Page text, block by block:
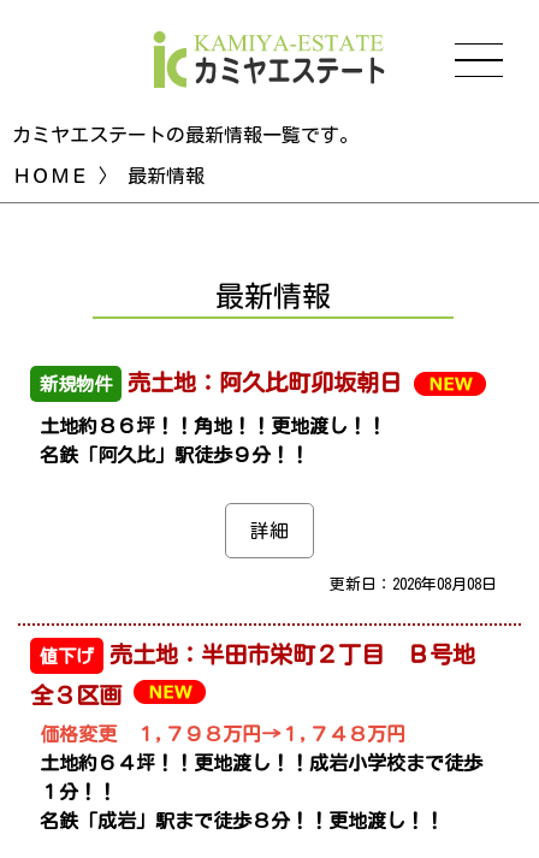
カミヤエステートの最新情報一覧です。
ＨＯＭＥ 〉 最新情報
最新情報
新規物件 売土地：阿久比町卯坂朝日
土地約８６坪！！角地！！更地渡し！！
名鉄「阿久比」駅徒歩９分！！
詳細
更新日：2026年08月08日
値下げ
売土地：半田市栄町２丁目 Ｂ号地
全３区画
価格変更 １,７９８万円→１,７４８万円
土地約６４坪！！更地渡し！！成岩小学校まで徒歩
１分！！
名鉄「成岩」駅まで徒歩８分！！更地渡し！！